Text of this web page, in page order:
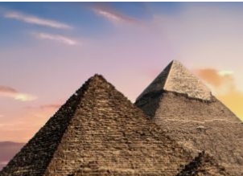
LA
REDAC-
ESJ
des
étudiants
l'ESJ